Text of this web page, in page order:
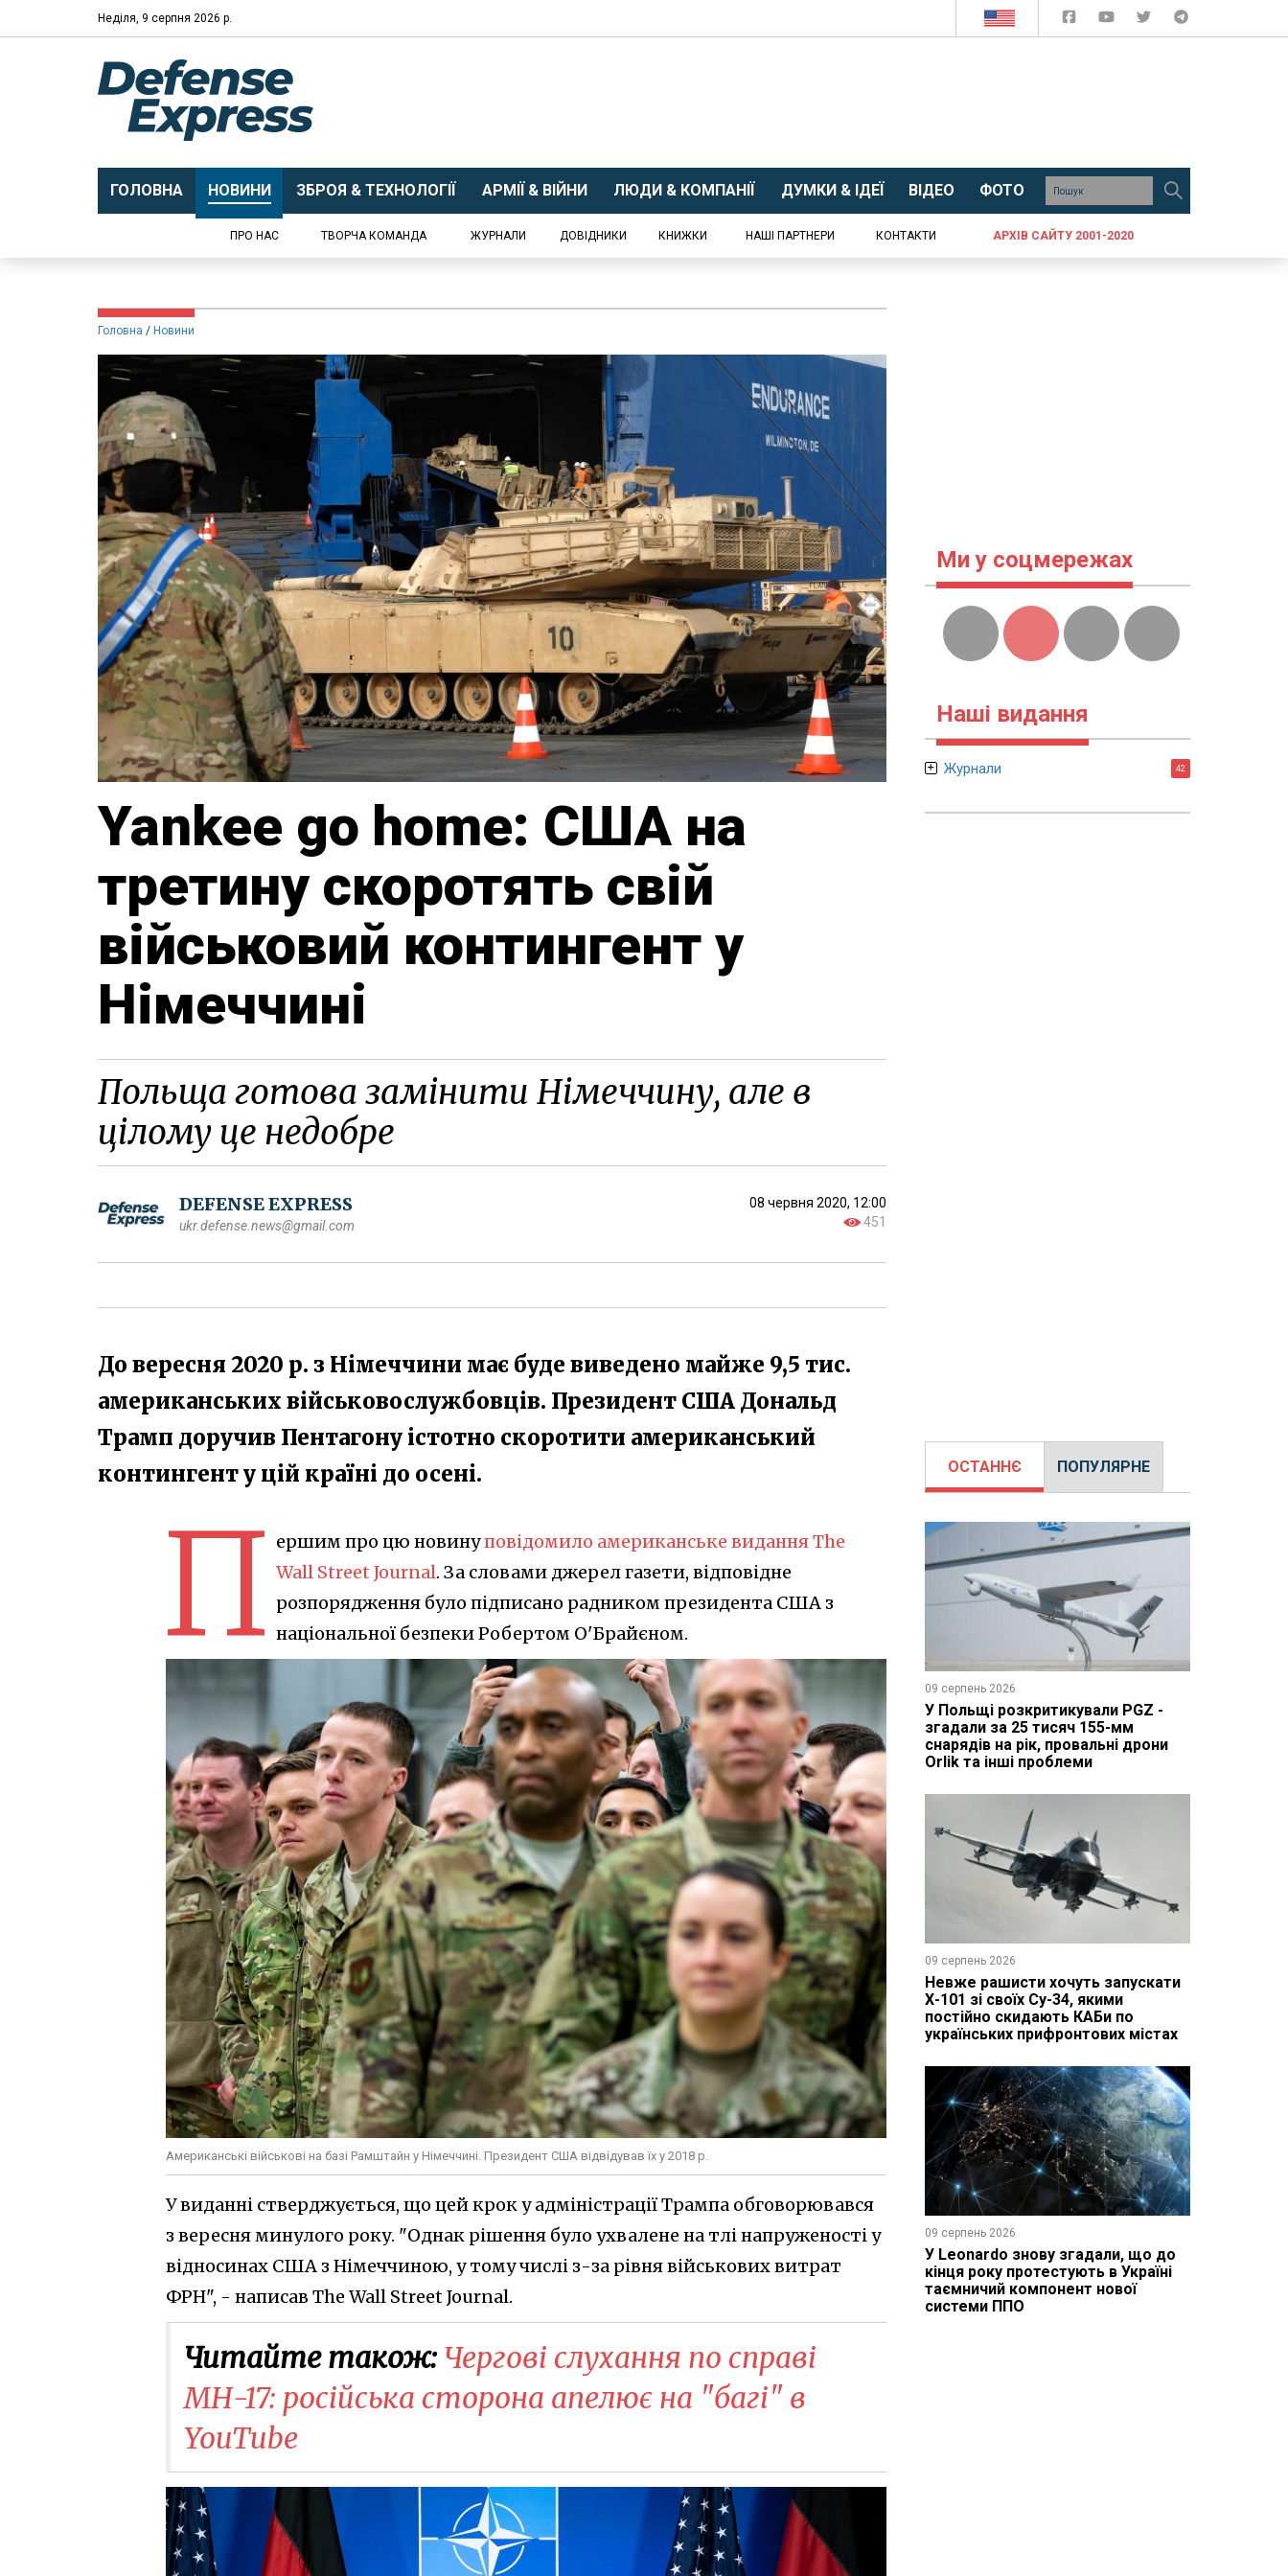
Неділя, 9 серпня 2026 р.
ГОЛОВНА НОВИНИ ЗБРОЯ & ТЕХНОЛОГІЇ АРМІЇ & ВІЙНИ ЛЮДИ & КОМПАНІЇ ДУМКИ & ІДЕЇ ВІДЕО ФОТО
ПРО НАС ТВОРЧА КОМАНДА ЖУРНАЛИ ДОВІДНИКИ КНИЖКИ НАШІ ПАРТНЕРИ КОНТАКТИ АРХІВ САЙТУ 2001-2020
Головна Новини
Yankee go home: США на
третину скоротять свій
військовий контингент у
Німеччині
Польща готова замінити Німеччину, але в
цілому це недобре
DEFENSE EXPRESS
ukr.defense.news@gmail.com
08 червня 2020, 12:00
451
До вересня 2020 р. з Німеччини має буде виведено майже 9,5 тис.
американських військовослужбовців. Президент США Дональд
Трамп доручив Пентагону істотно скоротити американський
контингент у цій країні до осені.
П ершим про цю новинуповідомило американське видання The
Wall Street Journal. За словами джерел газети, відповідне
розпорядження було підписано радником президента США з
національної безпеки Робертом О'Брайєном.
Американські військові на базі Рамштайн у Німеччині. Президент США відвідував їх у 2018 р.
У виданні стверджується, що цей крок у адміністрації Трампа обговорювався
з вересня минулого року. "Однак рішення було ухвалене на тлі напруженості у
відносинах США з Німеччиною, у тому числі з-за рівня військових витрат
ФРН", - написав The Wall Street Journal.
Читайте також: Чергові слухання по справі
МН-17: російська сторона апелює на "багі" в
YouTube
Ми у соцмережах
Наші видання
Журнали 42
ОСТАННЄ ПОПУЛЯРНЕ
09 серпень 2026
У Польщі розкритикували PGZ -
згадали за 25 тисяч 155-мм
снарядів на рік, провальні дрони
Orlik та інші проблеми
09 серпень 2026
Невже рашисти хочуть запускати
Х-101 зі своїх Су-34, якими
постійно скидають КАБи по
українських прифронтових містах
09 серпень 2026
У Leonardo знову згадали, що до
кінця року протестують в Україні
таємничий компонент нової
системи ППО